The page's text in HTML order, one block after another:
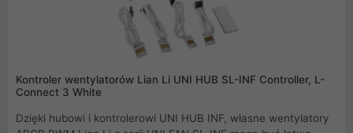
Kontroler wentylatorów Lian Li UNI HUB SL-INF Controller, L-
Connect 3 White
Dzięki hubowi i kontrolerowi UNI HUB INF, własne wentylatory